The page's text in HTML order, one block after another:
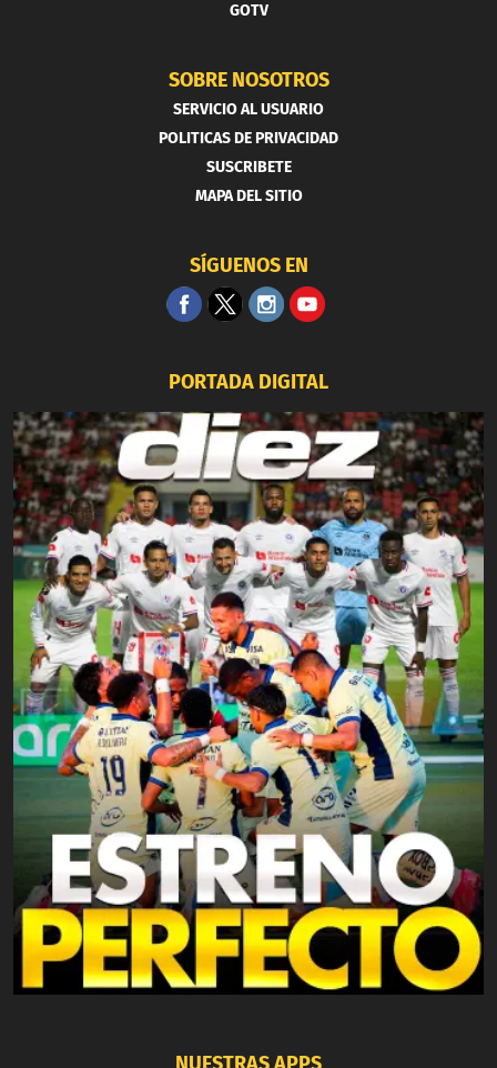
GOTV
SOBRE NOSOTROS
SERVICIO AL USUARIO
POLITICAS DE PRIVACIDAD
SUSCRIBETE
MAPA DEL SITIO
SÍGUENOS EN
PORTADA DIGITAL